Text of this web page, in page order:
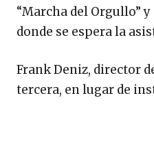
“Marcha del Orgullo”
donde se espera la
Frank Deniz, director
tercera, en lugar de